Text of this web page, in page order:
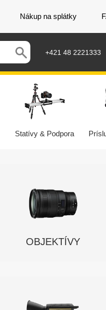
Nákup na splátky
+421 48 2221333
Statívy & Podpora
OBJEKTÍVY